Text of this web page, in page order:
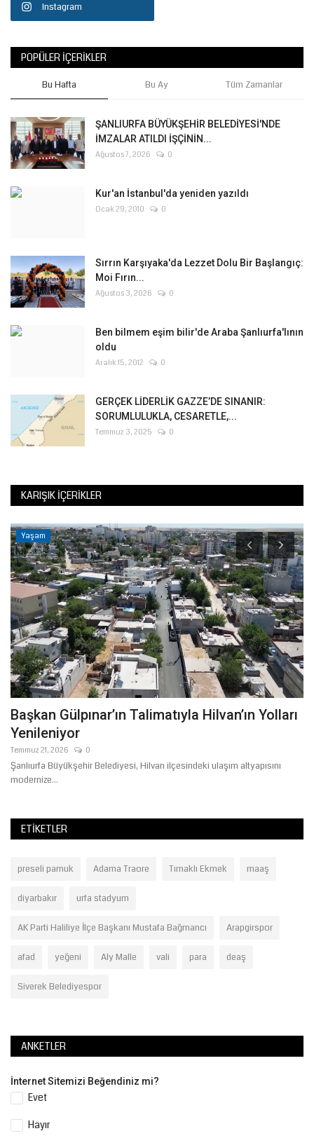
Instagram
POPÜLER İÇERIKLER
Bu Hafta Bu Ay Tüm Zamanlar
ŞANLIURFA BÜYÜKŞEHİR BELEDİYESİ'NDE
İMZALAR ATILDI İŞÇİNİN...
Ağustos 7, 2026 0
Kur'an İstanbul'da yeniden yazıldı
Ocak 29, 2010 0
Sırrın Karşıyaka'da Lezzet Dolu Bir Başlangıç:
Moi Fırın...
Ağustos 3, 2026 0
Ben bilmem eşim bilir'de Araba Şanlıurfa'lının
oldu
Aralık 15, 2012 0
GERÇEK LİDERLİK GAZZE’DE SINANIR:
SORUMLULUKLA, CESARETLE,...
Temmuz 3, 2025 0
KARIŞIK İÇERIKLER
Yaşam
Başkan Gülpınar’ın Talimatıyla Hilvan’ın Yolları
Yenileniyor
Temmuz 21, 2026 0
Şanlıurfa Büyükşehir Belediyesi, Hilvan ilçesindeki ulaşım altyapısını
modernize...
ETIKETLER
preseli pamuk Adama Traore Tırnaklı Ekmek maaş
diyarbakır urfa stadyum
AK Parti Haliliye İlçe Başkanı Mustafa Bağmancı Arapgirspor
afad yeğeni Aly Malle vali para deaş
Siverek Belediyespor
ANKETLER
İnternet Sitemizi Beğendiniz mi?
Evet
Hayır